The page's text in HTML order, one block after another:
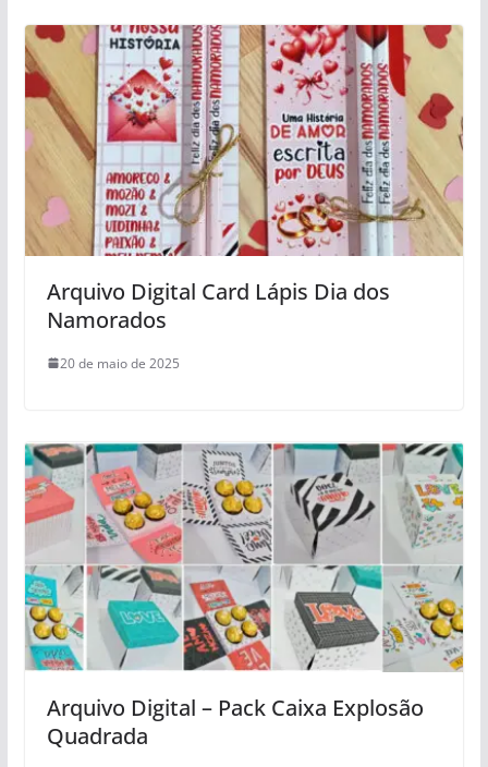
Arquivo Digital Card Lápis Dia dos
Namorados
20 de maio de 2025
Arquivo Digital – Pack Caixa Explosão
Quadrada